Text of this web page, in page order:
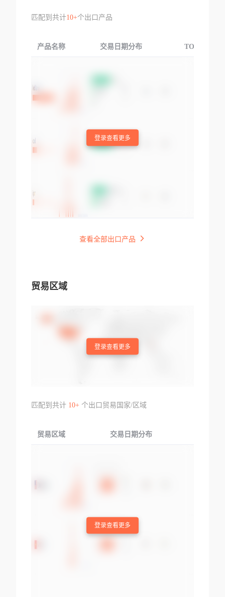
匹配到共计10+个出口产品
产品名称 交易日期分布 TOP3交易国
登录查看更多
查看全部出口产品
贸易区域
登录查看更多
匹配到共计 10+个出口贸易国家/区域
贸易区域 交易日期分布
登录查看更多